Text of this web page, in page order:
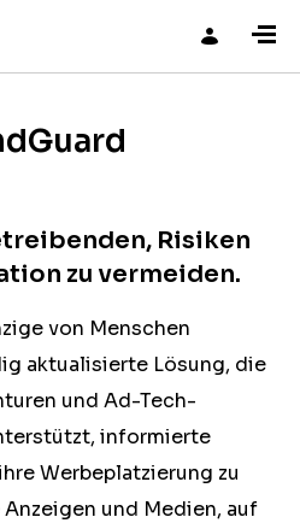
Risiken
zu vermeiden.
von Menschen
aktualisierte Lösung, die
und Ad-Tech-
informierte
Werbeplatzierung zu
und Medien, auf